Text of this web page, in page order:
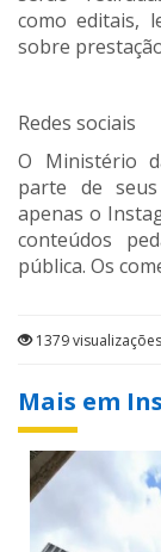
como editais,
sobre
Redes sociais
O Ministério
parte de
apenas o
conteúdos
pública. Os
1379 visualizações
Mais em